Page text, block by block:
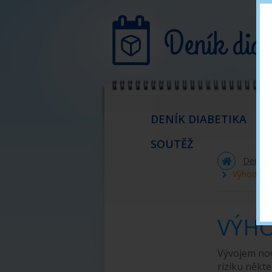
Deník
DENÍK DIABETIKA
CO JE DIABETES MELITUS?
SOUTĚŽ
Deník
Výhody
Vývojem
riziku